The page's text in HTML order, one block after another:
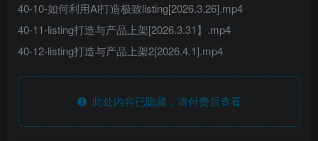
40-10-如何利用Al打造极致listing[2026.3.26].mp4
40-11-listing打造与产品上架[2026.3.31】.mp4
40-12-listing打造与产品上架2[2026.4.1].mp4
此处内容已隐藏，请付费后查看